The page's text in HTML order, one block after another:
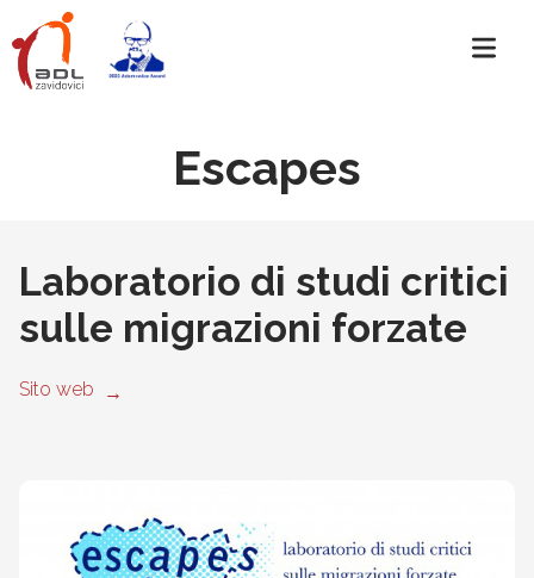
Escapes
Laboratorio di studi critici
sulle migrazioni forzate
Sito web